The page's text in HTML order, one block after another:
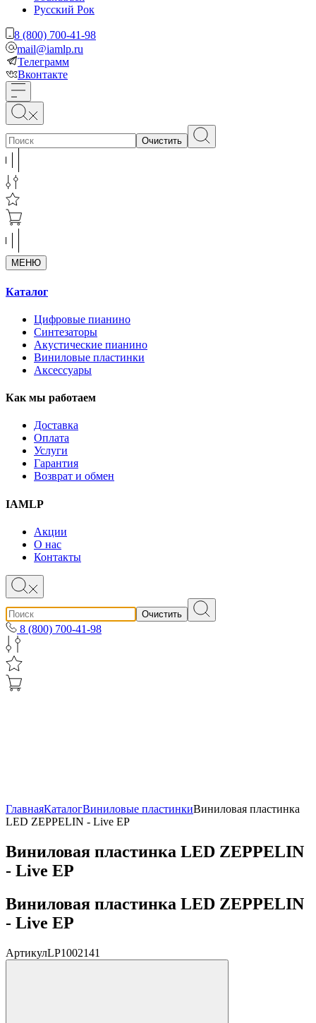
Русский Рок
8 (800) 700-41-98
mail@iamlp.ru
Телеграмм
Вконтакте
Очистить
МЕНЮ
Каталог
Цифровые пианино
Синтезаторы
Акустические пианино
Виниловые пластинки
Аксессуары
Как мы работаем
Доставка
Оплата
Услуги
Гарантия
Возврат и обмен
IAMLP
Акции
О нас
Контакты
Очистить
8 (800) 700-41-98
ГлавнаяКаталогВиниловые пластинкиВиниловая пластинка
LED ZEPPELIN - Live EP
Виниловая пластинка LED ZEPPELIN
- Live EP
Виниловая пластинка LED ZEPPELIN
- Live EP
АртикулLP1002141